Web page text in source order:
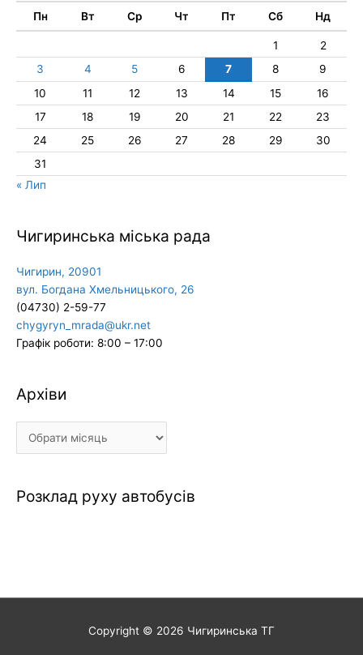
Пн Вт Ср Чт Пт Сб Нд
1
2
3
4 5 6 7 8
9
10
11 12 13 14 15
16
17
18 19 20 21 22
23
24
25 26 27 28 29
30
31
« Лип
Чигиринська міська рада
Чигирин, 20901
вул. Богдана Хмельницького, 26
(04730) 2-59-77
chygyryn_mrada@ukr.net
Графік роботи: 8:00 – 17:00
Архіви
Архіви
Розклад руху автобусів
Copyright © 2026 Чигиринська ТГ